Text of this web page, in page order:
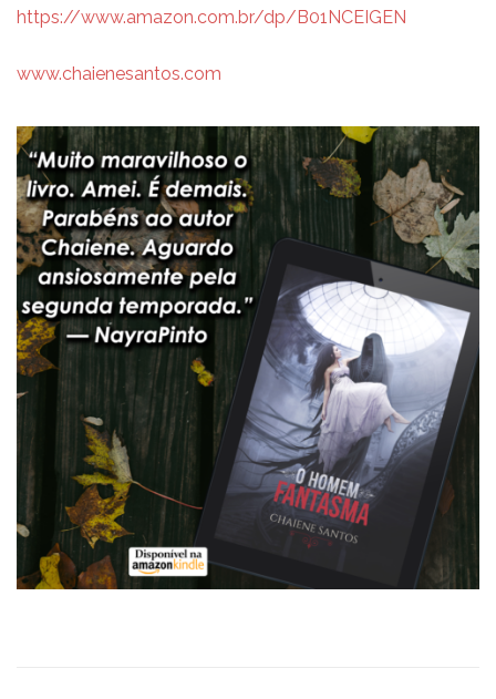
https://www.amazon.com.br/dp/B01NCEIGEN
www.chaienesantos.com